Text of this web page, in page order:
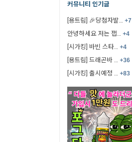
커뮤니티 인기글
[용트림] 🎉당첨자발… +7
안녕하세요 저는 잽… +4
[시가킹] 바빈 스타… +4
[용트림] 드래곤바 … +36
[시가킹] 출시예정 … +83